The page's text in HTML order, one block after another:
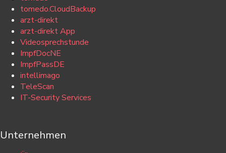
tomedo.CloudBackup
arzt-direkt
arzt-direkt App
Videosprechstunde
ImpfDocNE
ImpfPassDE
intellimago
TeleScan
IT-Security Services
Unternehmen